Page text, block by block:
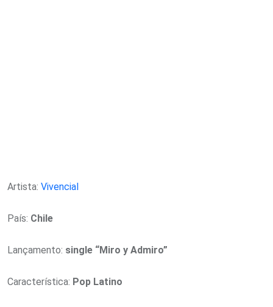
Artista: Vivencial
País: Chile
Lançamento: single “Miro y Admiro”
Característica: Pop Latino